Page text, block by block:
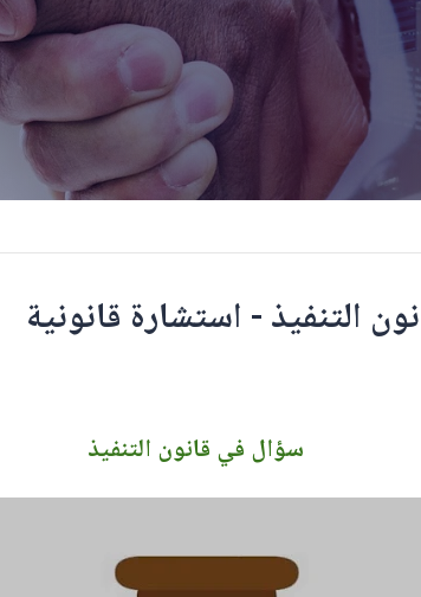
التنفيذ - استشارة قانونية
سؤال في قانون التنفيذ